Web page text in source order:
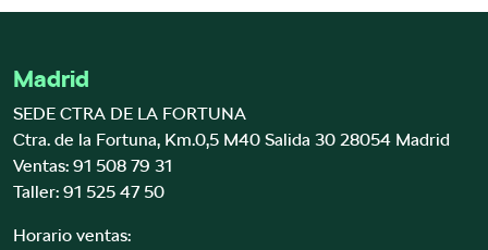
Madrid
SEDE CTRA DE LA FORTUNA
Ctra. de la Fortuna, Km.0,5 M40 Salida 30 28054 Madrid
Ventas: 91 508 79 31
Taller: 91 525 47 50
Horario ventas: